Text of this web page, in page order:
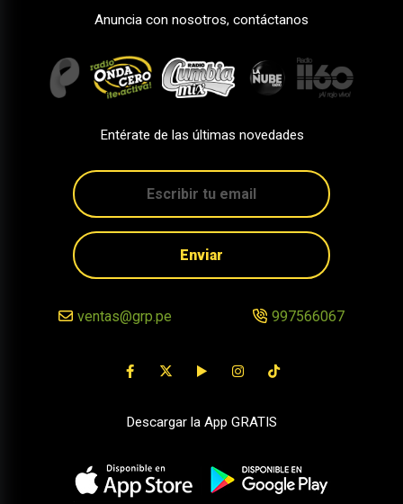
Anuncia con nosotros, contáctanos
Entérate de las últimas novedades
Enviar
ventas@grp.pe 997566067
Descargar la App GRATIS